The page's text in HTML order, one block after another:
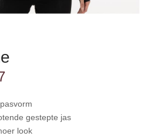
Huidige
€125,97.
gestepte jas
look